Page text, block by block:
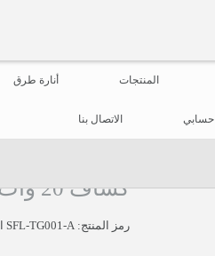
المنتجات أنارة طرق
حسابي الاتصال بنا
كشاف 20 وات يعمل على البطاريه
رمز المنتج: SFL-TG001-A